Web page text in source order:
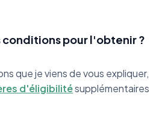
conditions pour l'obtenir ?
que je viens de vous expliquer,
d'éligibilitésupplémentaires